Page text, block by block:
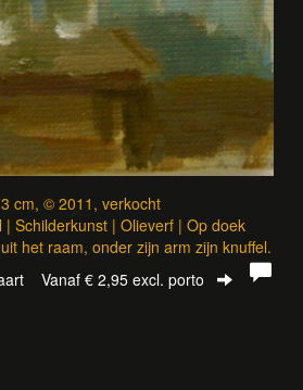
cm, © 2011, verkocht
| Schilderkunst | Olieverf | Op doek
het raam, onder zijn arm zijn knuffel.
Vanaf € 2,95 excl. porto